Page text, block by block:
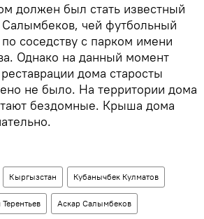
должен был стать известный
чей футбольный
соседству с парком имени
Однако на данный момент
дома старосты
не было. На территории дома
бездомные. Крыша дома
Кыргызстан Кубанычбек Кулматов
Аскар Салымбеков